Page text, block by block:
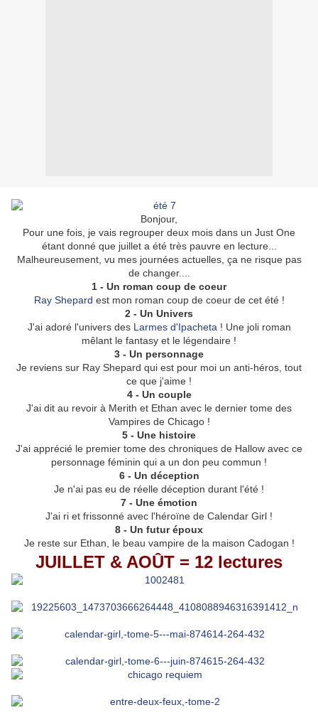
Bonjour,
Pour une fois, je vais regrouper deux mois dans un Just One
étant donné que juillet a été très pauvre en lecture...
Malheureusement, vu mes journées actuelles, ça ne risque pas
de changer....
1 - Un roman coup de coeur
Ray Shepard est mon roman coup de coeur de cet été !
2 - Un Univers
J'ai adoré l'univers des Larmes d'Ipacheta ! Une joli roman
mêlant le fantasy et le légendaire !
3 - Un personnage
Je reviens sur Ray Shepard qui est pour moi un anti-héros, tout
ce que j'aime !
4 - Un couple
J'ai dit au revoir à Merith et Ethan avec le dernier tome des
Vampires de Chicago !
5 - Une histoire
J'ai apprécié le premier tome des chroniques de Hallow avec ce
personnage féminin qui a un don peu commun !
6 - Un déception
Je n'ai pas eu de réelle déception durant l'été !
7 - Une émotion
J'ai ri et frissonné avec l'héroïne de Calendar Girl !
8 - Un futur époux
Je reste sur Ethan, le beau vampire de la maison Cadogan !
JUILLET & AOÛT = 12 lectures